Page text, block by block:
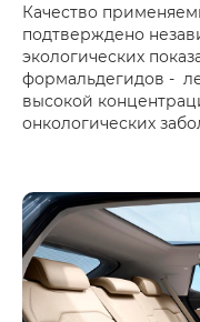
Качество
подтверждено
экологических
формальдегидов -
высокой
онкологических